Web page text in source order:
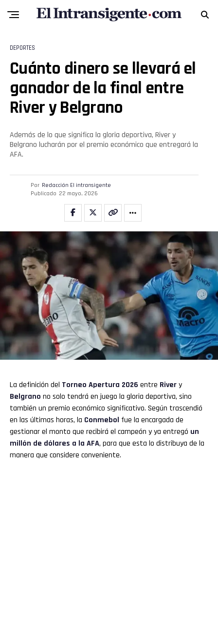
DEPORTES
Cuánto dinero se llevará el
ganador de la final entre
River y Belgrano
Además de lo que significa la gloria deportiva, River y
Belgrano lucharán por el premio económico que entregará la
AFA.
Por Redacción El intransigente
Publicado 22 mayo, 2026
La definición del Torneo Apertura 2026 entre Rivery
Belgrano no solo tendrá en juego la gloria deportiva, sino
también un premio económico significativo. Según trascendió
en las últimas horas, la Conmebol fue la encargada de
gestionar el monto que recibirá el campeón y ya entregó un
millón de dólares a la AFA, para que esta lo distribuya de la
manera que considere conveniente.